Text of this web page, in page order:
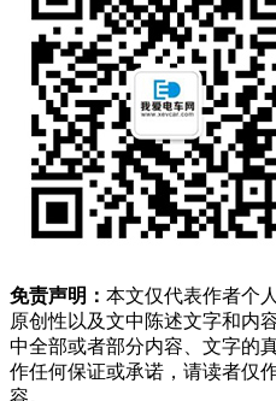
免责声明： 本文仅代表作者个
原创性以及文中陈述文字和内
中全部或者部分内容、文字的
作任何保证或承诺，请读者仅
容。